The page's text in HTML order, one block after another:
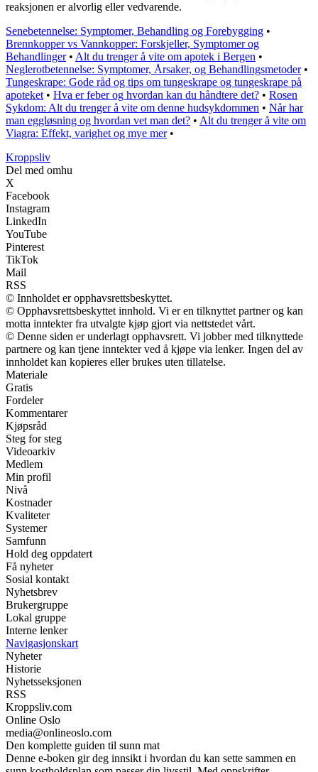
reaksjonen er alvorlig eller vedvarende.
Senebetennelse: Symptomer, Behandling og Forebygging •
Brennkopper vs Vannkopper: Forskjeller, Symptomer og
Behandlinger• Alt du trenger å vite om apotek i Bergen •
Neglerotbetennelse: Symptomer, Årsaker, og Behandlingsmetoder•
Tungeskrape: Gode råd og tips om tungeskrape og tungeskrape på
apoteket • Hva er feber og hvordan kan du håndtere det? • Rosen
Sykdom: Alt du trenger å vite om denne hudsykdommen • Når har
man eggløsning og hvordan vet man det? • Alt du trenger å vite om
Viagra: Effekt, varighet og mye mer•
Kroppsliv
Del med omhu
X
Facebook
Instagram
LinkedIn
YouTube
Pinterest
TikTok
Mail
RSS
© Innholdet er opphavsrettsbeskyttet.
© Opphavsrettsbeskyttet innhold. Vi er en tilknyttet partner og kan
motta inntekter fra utvalgte kjøp gjort via nettstedet vårt.
© Denne siden er underlagt opphavsrett. Vi jobber med tilknyttede
partnere og kan tjene inntekter ved å kjøpe via lenker. Ingen del av
innholdet kan kopieres eller brukes uten tillatelse.
Materiale
Gratis
Fordeler
Kommentarer
Kjøpsråd
Steg for steg
Videoarkiv
Medlem
Min profil
Nivå
Kostnader
Kvaliteter
Systemer
Samfunn
Hold deg oppdatert
Få nyheter
Sosial kontakt
Nyhetsbrev
Brukergruppe
Lokal gruppe
Interne lenker
Navigasjonskart
Nyheter
Historie
Nyhetsseksjonen
RSS
Kroppsliv.com
Online Oslo
media@onlineoslo.com
Den komplette guiden til sunn mat
Denne e-boken gir deg innsikt i hvordan du kan sette sammen en